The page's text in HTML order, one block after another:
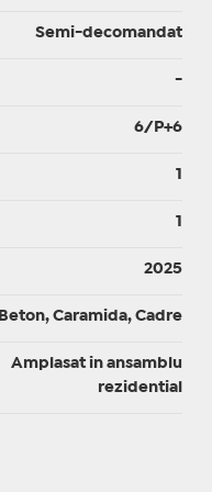
Semi-decomandat
-
6/P+6
1
1
2025
Beton, Caramida, Cadre
Amplasat in ansamblu
rezidential